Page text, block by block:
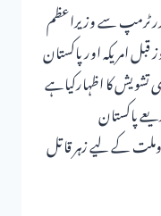
ٹرمپ سے وزیراعظم
امریکہ اور پاکستان
تشویش کا اظہارکیاہے
پاکستان
وملت کے لیے زہر قاتل